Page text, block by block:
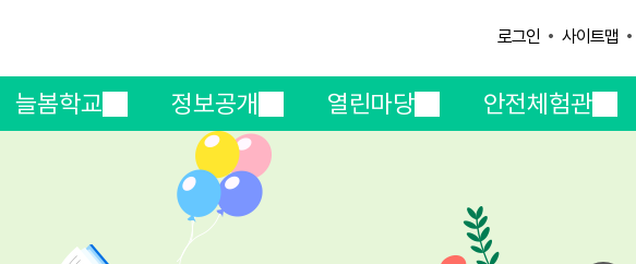
로그인 사이트맵
늘봄학교 정보공개 열린마당 안전체험관